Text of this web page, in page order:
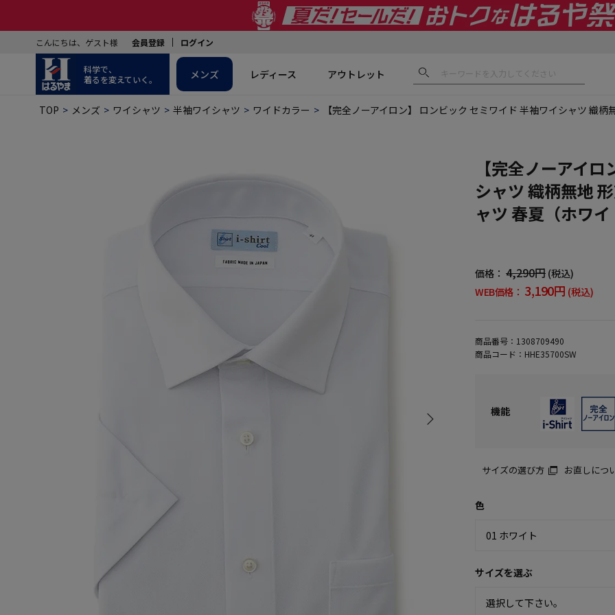
こんにちは、ゲスト様 会員登録 ログイン
科学で、
着るを変えていく。
メンズ レディース アウトレット
TOP メンズ ワイシャツ 半袖ワイシャツ ワイドカラー 【完全ノーアイロン】 ロンビック セミワイド 半袖ワイシャツ 織
【完全ノーアイ
シャツ 織柄無地
ャツ 春夏（ホワ
価格： 4,290円 (税込)
WEB価格： 3,190円 (税込)
商品番号： 1308709490
商品コード： HHE35700SW
機能
サイズの選び方 お直しにつ
色
サイズを選ぶ